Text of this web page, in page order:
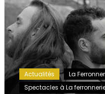
Actualités
La
Spectacles à La